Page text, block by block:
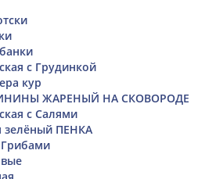
с Грудинкой
кур
ЖАРЕНЫЙ НА СКОВОРОДЕ
с Салями
ПЕНКА